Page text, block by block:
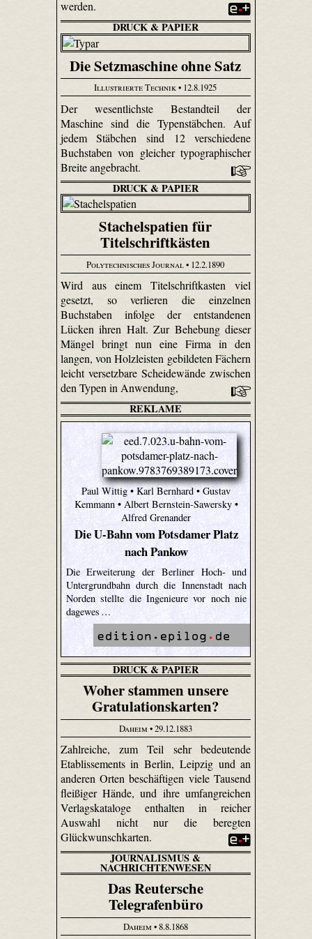
werden.
DRUCK & PAPIER
Die Setzmaschine ohne Satz
Illustrierte Technik• 12.8.1925
Der wesentlichste Bestandteil der
Maschine sind die Typenstäbchen. Auf
jedem Stäbchen sind 12 verschiedene
Buchstaben von gleicher typographischer
Breite angebracht.
DRUCK & PAPIER
Stachelspatien für
Titelschriftkästen
Polytechnisches Journal• 12.2.1890
Wird aus einem Titelschriftkasten viel
gesetzt, so verlieren die einzelnen
Buchstaben infolge der entstandenen
Lücken ihren Halt. Zur Behebung dieser
Mängel bringt nun eine Firma in den
langen, von Holzleisten gebildeten Fächern
leicht versetzbare Scheidewände zwischen
den Typen in Anwendung,
REKLAME
Paul Wittig • Karl Bernhard • Gustav
Kemmann • Albert Bernstein-Sawersky •
Alfred Grenander
Die U-Bahn vom Potsdamer Platz
nach Pankow
Die Erweiterung der Berliner Hoch- und
Untergrundbahn durch die Innenstadt nach
Norden stellte die Ingenieure vor noch nie
dagewes …
DRUCK & PAPIER
Woher stammen unsere
Gratulationskarten?
Daheim• 29.12.1883
Zahlreiche, zum Teil sehr bedeutende
Etablissements in Berlin, Leipzig und an
anderen Orten beschäftigen viele Tausend
fleißiger Hände, und ihre umfangreichen
Verlagskataloge enthalten in reicher
Auswahl nicht nur die beregten
Glückwunschkarten.
JOURNALISMUS &
NACHRICHTENWESEN
Das Reutersche
Telegrafenbüro
Daheim• 8.8.1868